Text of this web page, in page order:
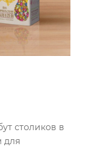
столиков в
для